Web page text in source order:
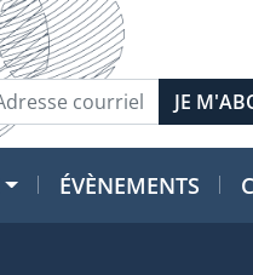
ÉVÈNEMENTS